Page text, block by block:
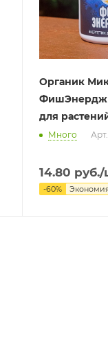
Органик
для
Много
14.80 руб./
-60%